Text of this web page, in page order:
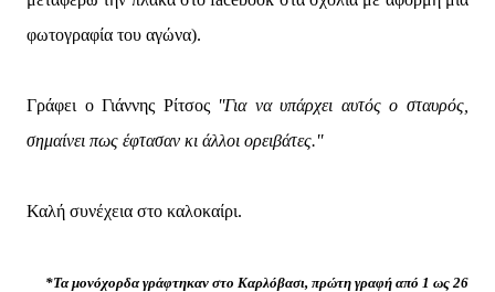
φωτογραφία του αγώνα).
Γράφει ο Γιάννης Ρίτσος ''Για να υπάρχει αυτός ο σταυρός,
σημαίνει πως έφτασαν κι άλλοι ορειβάτες.''
Καλή συνέχεια στο καλοκαίρι.
*Τα μονόχορδα γράφτηκαν στο Καρλόβασι, πρώτη γραφή από 1 ως 26